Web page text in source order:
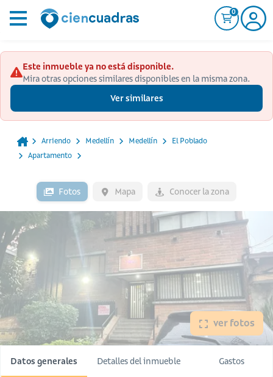
0
Este inmueble ya no está disponible.
Mira otras opciones similares disponibles en la misma zona.
Ver similares
Arriendo Medellín Medellín
El Poblado
Apartamento
Fotos Mapa Conocer la zona
ver fotos
Datos generales Detalles del inmueble Gastos